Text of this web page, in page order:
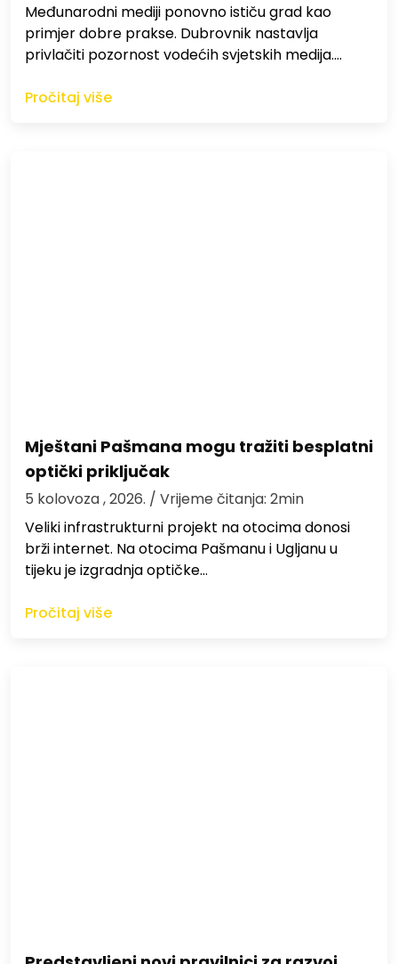
Međunarodni mediji ponovno ističu grad kao
primjer dobre prakse. Dubrovnik nastavlja
privlačiti pozornost vodećih svjetskih medija.…
Pročitaj više
Mještani Pašmana mogu tražiti besplatni
optički priključak
5 kolovoza , 2026. / Vrijeme čitanja: 2min
Veliki infrastrukturni projekt na otocima donosi
brži internet. Na otocima Pašmanu i Ugljanu u
tijeku je izgradnja optičke…
Pročitaj više